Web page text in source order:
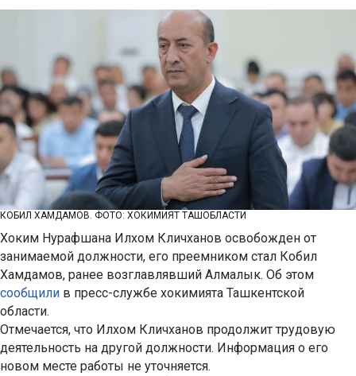
КОБИЛ ХАМДАМОВ. ФОТО: ХОКИМИЯТ ТАШОБЛАСТИ
Хоким Нурафшана Илхом Кличханов освобожден от
занимаемой должности, его преемником стал Кобил
Хамдамов, ранее возглавлявший Алмалык. Об этом
сообщили в пресс-службе хокимията Ташкентской
области.
Отмечается, что Илхом Кличханов продолжит трудовую
деятельность на другой должности. Информация о его
новом месте работы не уточняется.